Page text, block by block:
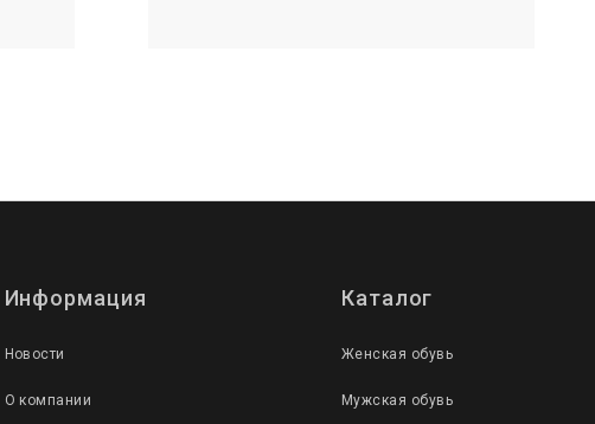
Информация
Новости
О компании
Каталог
Женская обувь
Мужская обувь